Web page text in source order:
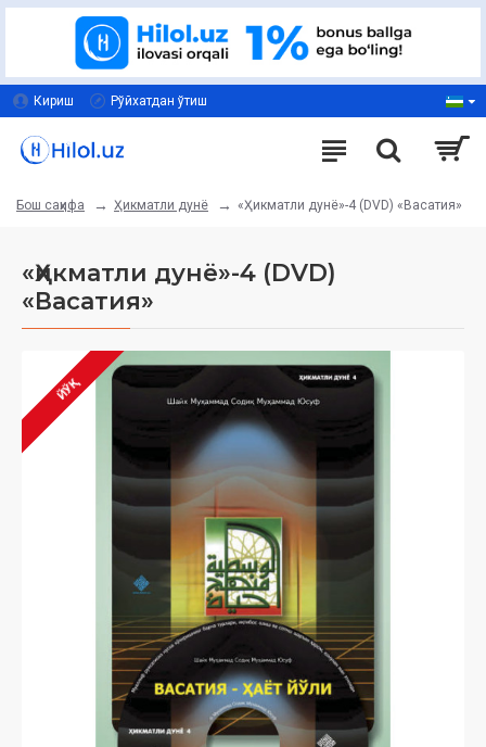
Кириш Рўйхатдан ўтиш
Бош саҳифа Ҳикматли дунё «Ҳикматли дунё»-4 (DVD) «Васатия»
«Ҳикматли дунё»-4 (DVD)
«Васатия»
ЙЎҚ